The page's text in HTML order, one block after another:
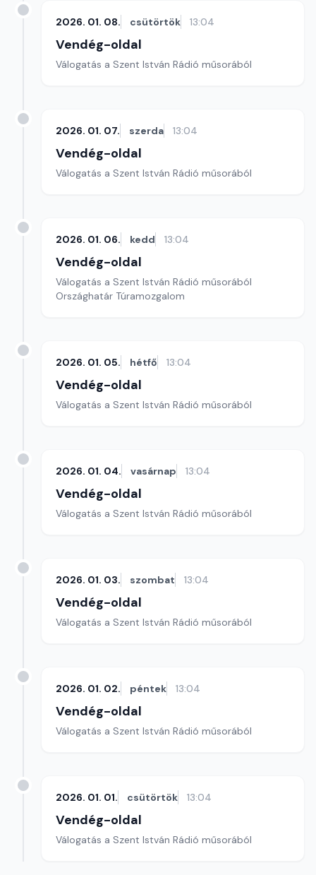
2026. 01. 08. csütörtök 13:04
Vendég-oldal
Válogatás a Szent István Rádió műsorából
2026. 01. 07. szerda 13:04
Vendég-oldal
Válogatás a Szent István Rádió műsorából
2026. 01. 06. kedd 13:04
Vendég-oldal
Válogatás a Szent István Rádió műsorából
Országhatár Túramozgalom
2026. 01. 05. hétfő 13:04
Vendég-oldal
Válogatás a Szent István Rádió műsorából
2026. 01. 04. vasárnap 13:04
Vendég-oldal
Válogatás a Szent István Rádió műsorából
2026. 01. 03. szombat 13:04
Vendég-oldal
Válogatás a Szent István Rádió műsorából
2026. 01. 02. péntek 13:04
Vendég-oldal
Válogatás a Szent István Rádió műsorából
2026. 01. 01. csütörtök 13:04
Vendég-oldal
Válogatás a Szent István Rádió műsorából